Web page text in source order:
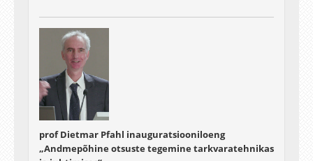
prof Dietmar Pfahl inauguratsiooniloeng
„Andmepõhine otsuste tegemine tarkvaratehnikas